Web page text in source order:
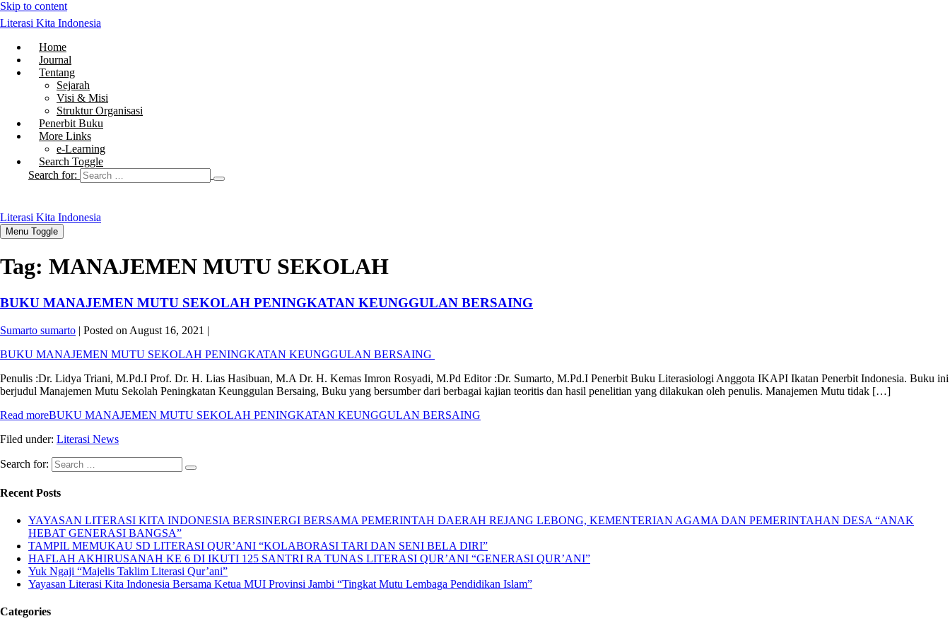
Skip to content
Literasi Kita Indonesia
Home
Journal
Tentang
Sejarah
Visi & Misi
Struktur Organisasi
Penerbit Buku
More Links
e-Learning
Search Toggle
Search for:
Literasi Kita Indonesia
Menu Toggle
Tag: MANAJEMEN MUTU SEKOLAH
BUKU MANAJEMEN MUTU SEKOLAH PENINGKATAN KEUNGGULAN BERSAING
Sumarto sumarto | Posted on August 16, 2021 |
BUKU MANAJEMEN MUTU SEKOLAH PENINGKATAN KEUNGGULAN BERSAING
Penulis :Dr. Lidya Triani, M.Pd.I Prof. Dr. H. Lias Hasibuan, M.A Dr. H. Kemas Imron Rosyadi, M.Pd Editor :Dr. Sumarto, M.Pd.I Penerbit Buku Literasiologi Anggota IKAPI Ikatan Penerbit Indonesia. Buku ini
berjudul Manajemen Mutu Sekolah Peningkatan Keunggulan Bersaing, Buku yang bersumber dari berbagai kajian teoritis dan hasil penelitian yang dilakukan oleh penulis. Manajemen Mutu tidak […]
Read moreBUKU MANAJEMEN MUTU SEKOLAH PENINGKATAN KEUNGGULAN BERSAING
Filed under: Literasi News
Search for:
Recent Posts
YAYASAN LITERASI KITA INDONESIA BERSINERGI BERSAMA PEMERINTAH DAERAH REJANG LEBONG, KEMENTERIAN AGAMA DAN PEMERINTAHAN DESA “ANAK
HEBAT GENERASI BANGSA”
TAMPIL MEMUKAU SD LITERASI QUR’ANI “KOLABORASI TARI DAN SENI BELA DIRI”
HAFLAH AKHIRUSANAH KE 6 DI IKUTI 125 SANTRI RA TUNAS LITERASI QUR’ANI “GENERASI QUR’ANI”
Yuk Ngaji “Majelis Taklim Literasi Qur’ani”
Yayasan Literasi Kita Indonesia Bersama Ketua MUI Provinsi Jambi “Tingkat Mutu Lembaga Pendidikan Islam”
Categories